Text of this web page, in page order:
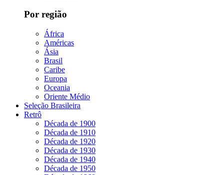
Por região
África
Américas
Ásia
Brasil
Caribe
Europa
Oceania
Oriente Médio
Seleção Brasileira
Retrô
Década de 1900
Década de 1910
Década de 1920
Década de 1930
Década de 1940
Década de 1950